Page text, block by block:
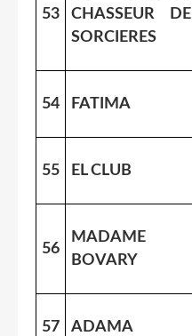
53
CHASSEUR DE
SORCIERES
54 FATIMA
55 EL CLUB
56
MADAME
BOVARY
57 ADAMA